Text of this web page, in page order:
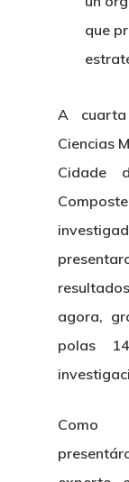
que
A
Ciencias
Cidade
agora,
polas
Como